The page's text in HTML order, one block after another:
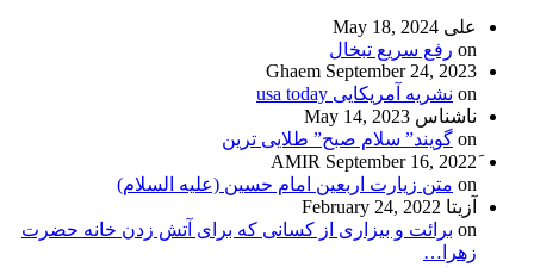
علی May 18, 2024
on رفع سریع تبخال
Ghaem September 24, 2023
on نشریه آمریکایی usa today
ناشناس May 14, 2023
on گویند” سلام صبح” طلایی ترین
September 16, 2022
on متن زیارت اربعین امام حسین (علیه السلام)
آزیتا February 24, 2022
on برائت و بیزاری از کسانی که برای آتش زدن خانه حضرت
زهرا…